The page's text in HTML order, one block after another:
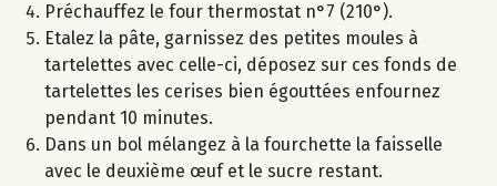
Préchauffez le four thermostat n°7 (210°).
Etalez la pâte, garnissez des petites moules à
tartelettes avec celle-ci, déposez sur ces fonds de
tartelettes les cerises bien égouttées enfournez
pendant 10 minutes.
Dans un bol mélangez à la fourchette la faisselle
avec le deuxième œuf et le sucre restant.